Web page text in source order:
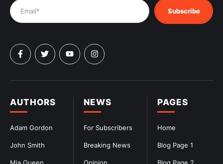
PAGES
Home
Blog Page 1
NEWS
For Subscribers
Breaking News
AUTHORS
Adam Gordon
John Smith
Subscribe